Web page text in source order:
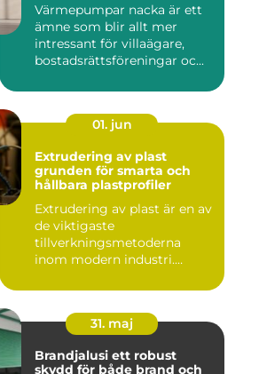
Värmepumpar nacka är ett
ämne som blir allt mer
intressant för villaägare,
bostadsrättsföreningar oc...
01. jun
Extrudering av plast
grunden för smarta och
hållbara plastprofiler
Extrudering av plast är en av
de viktigaste
tillverkningsmetoderna
inom modern industri.
31. maj
Brandjalusi ett robust
skydd för både brand och